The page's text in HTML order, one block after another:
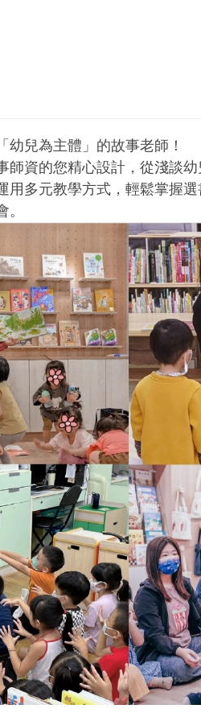
兒為主體」的故事老師！
師資的您精心設計，從淺談
用多元教學方式，輕鬆掌握